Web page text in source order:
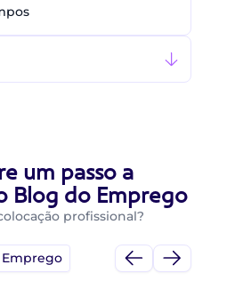
um passo a
Blog do Emprego
profissional?
Emprego